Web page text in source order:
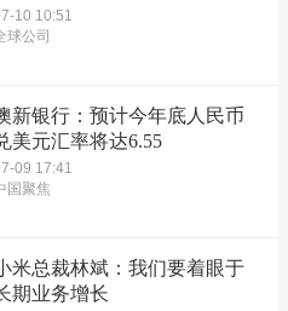
10 10:51
球公司
新银行：预计今年底人民币
美元汇率将达6.55
09 17:41
国聚焦
米总裁林斌：我们要着眼于
期业务增长